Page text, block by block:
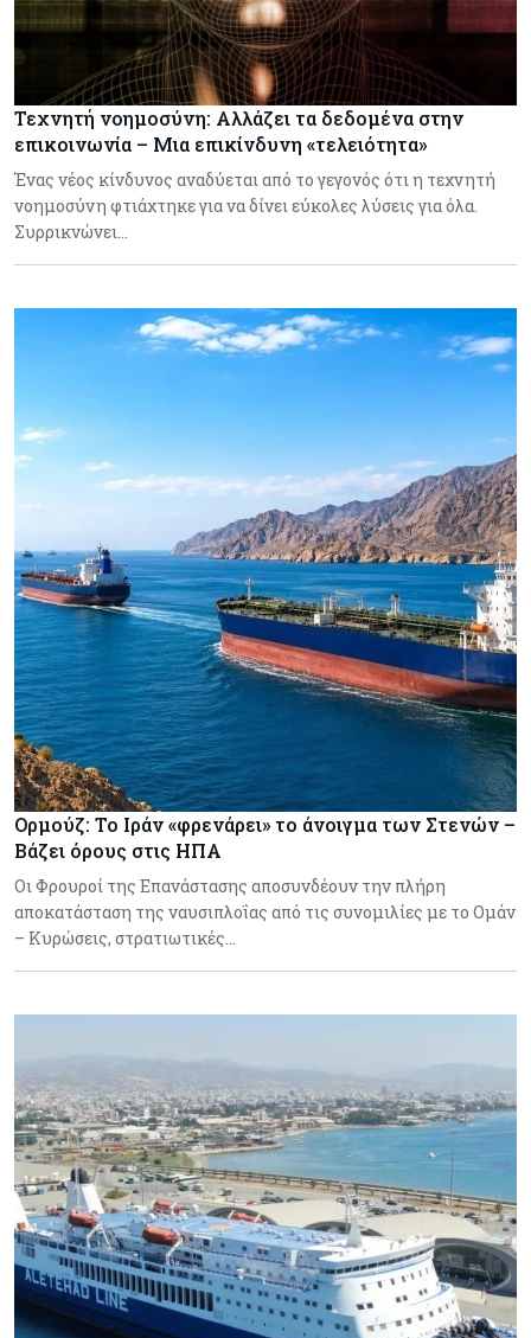
Τεχνητή νοημοσύνη: Αλλάζει τα δεδομένα στην
επικοινωνία – Μια επικίνδυνη «τελειότητα»
Ένας νέος κίνδυνος αναδύεται από το γεγονός ότι η τεχνητή
νοημοσύνη φτιάχτηκε για να δίνει εύκολες λύσεις για όλα.
Συρρικνώνει…
Ορμούζ: Το Ιράν «φρενάρει» το άνοιγμα των Στενών –
Βάζει όρους στις ΗΠΑ
Οι Φρουροί της Επανάστασης αποσυνδέουν την πλήρη
αποκατάσταση της ναυσιπλοΐας από τις συνομιλίες με το Ομάν
– Κυρώσεις, στρατιωτικές…